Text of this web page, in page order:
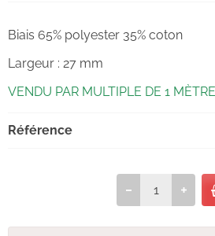
Biais 65% polyester 35% coton
Largeur : 27 mm
VENDU PAR MULTIPLE DE 1 MÈTRE
Référence